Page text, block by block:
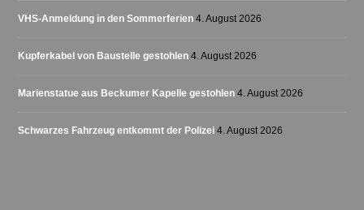
VHS-Anmeldung in den Sommerferien 4. August 2026
Kupferkabel von Baustelle gestohlen 4. August 2026
Marienstatue aus Beckumer Kapelle gestohlen 4. August 2026
Schwarzes Fahrzeug entkommt der Polizei 4. August 2026